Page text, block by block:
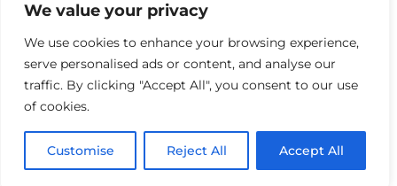
We value your privacy
We use cookies to enhance your browsing experience,
serve personalised ads or content, and analyse our
traffic. By clicking "Accept All", you consent to our use
of cookies.
Customise Reject All Accept All